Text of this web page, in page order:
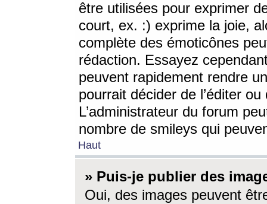
être utilisées pour exprimer
court, ex. :) exprime la joie,
complète des émoticônes
rédaction. Essayez
peuvent rapidement rendre
pourrait décider de l’éditer
L’administrateur du forum
nombre de smileys qui
Haut
» Puis-je publier des
Oui, des images peuvent